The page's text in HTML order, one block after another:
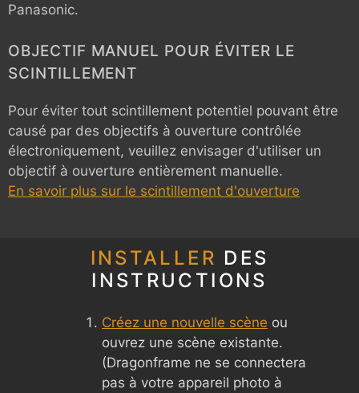
Panasonic.
OBJECTIF MANUEL POUR ÉVITER LE
SCINTILLEMENT
Pour éviter tout scintillement potentiel pouvant être
causé par des objectifs à ouverture contrôlée
électroniquement, veuillez envisager d'utiliser un
objectif à ouverture entièrement manuelle.
En savoir plus sur le scintillement d'ouverture
INSTALLER DES
INSTRUCTIONS
Créez une nouvelle scène ou
ouvrez une scène existante.
(Dragonframe ne se connectera
pas à votre appareil photo à